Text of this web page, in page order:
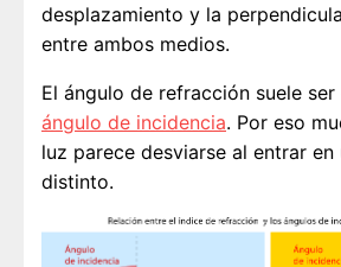
desplazamiento y la
entre ambos medios.
El ángulo de refracción suele
ángulo de incidencia. Por eso
luz parece desviarse al entrar en
distinto.